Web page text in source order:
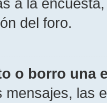
del foro.
o borro una
mensajes, las